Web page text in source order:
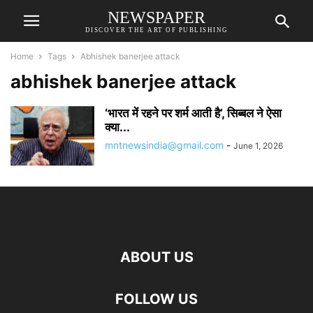
NEWSPAPER
DISCOVER THE ART OF PUBLISHING
Home Tags Abhishek banerjee attack
abhishek banerjee attack
‘भारत में रहने पर शर्म आती है’, सिब्बल ने ऐसा
क्या...
mntnewsindia@gmail.com - June 1, 2026
ABOUT US
FOLLOW US